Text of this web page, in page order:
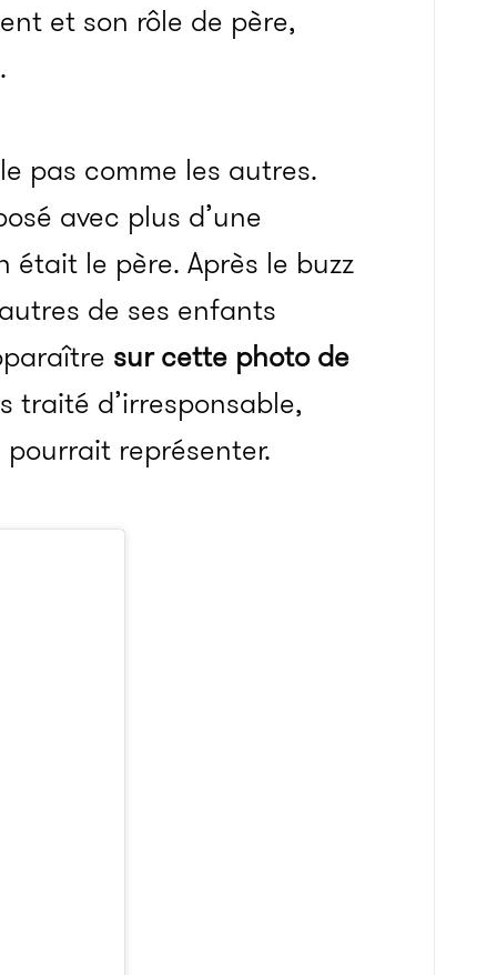
et son rôle de père,
pas comme les autres.
avec plus d’une
le père. Après le buzz
de ses enfants
sur cette photo de
traité d’irresponsable,
représenter.